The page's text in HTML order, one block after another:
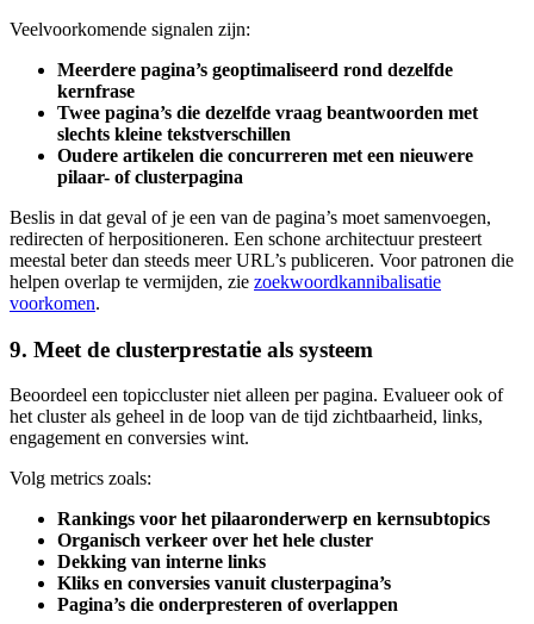
Veelvoorkomende signalen zijn:
Meerdere pagina’s geoptimaliseerd rond dezelfde
kernfrase
Twee pagina’s die dezelfde vraag beantwoorden met
slechts kleine tekstverschillen
Oudere artikelen die concurreren met een nieuwere
pilaar- of clusterpagina
Beslis in dat geval of je een van de pagina’s moet samenvoegen,
redirecten of herpositioneren. Een schone architectuur presteert
meestal beter dan steeds meer URL’s publiceren. Voor patronen die
helpen overlap te vermijden, zie zoekwoordkannibalisatie
voorkomen.
9. Meet de clusterprestatie als systeem
Beoordeel een topiccluster niet alleen per pagina. Evalueer ook of
het cluster als geheel in de loop van de tijd zichtbaarheid, links,
engagement en conversies wint.
Volg metrics zoals:
Rankings voor het pilaaronderwerp en kernsubtopics
Organisch verkeer over het hele cluster
Dekking van interne links
Kliks en conversies vanuit clusterpagina’s
Pagina’s die onderpresteren of overlappen